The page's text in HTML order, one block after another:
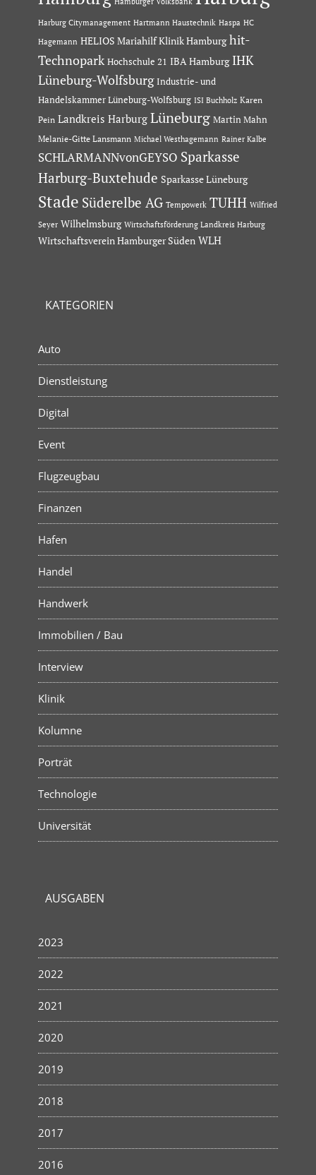
Harburg Citymanagement Hartmann Haustechnik Haspa HC
Hagemann HELIOS Mariahilf Klinik Hamburg hit-
Technopark Hochschule 21 IBA Hamburg IHK
Lüneburg-Wolfsburg Industrie- und
Handelskammer Lüneburg-Wolfsburg ISI Buchholz Karen
Pein Landkreis Harburg Lüneburg Martin Mahn
Melanie-Gitte Lansmann Michael Westhagemann Rainer Kalbe
SCHLARMANNvonGEYSO Sparkasse
Harburg-Buxtehude Sparkasse Lüneburg
Stade Süderelbe AG Tempowerk TUHH Wilfried
Seyer Wilhelmsburg Wirtschaftsförderung Landkreis Harburg
Wirtschaftsverein Hamburger Süden WLH
KATEGORIEN
Auto
Dienstleistung
Digital
Event
Flugzeugbau
Finanzen
Hafen
Handel
Handwerk
Immobilien / Bau
Interview
Klinik
Kolumne
Porträt
Technologie
Universität
AUSGABEN
2023
2022
2021
2020
2019
2018
2017
2016